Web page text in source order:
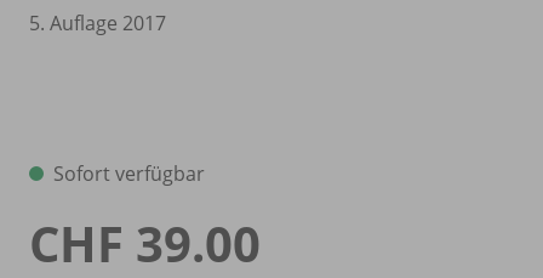
5. Auflage 2017
Sofort verfügbar
CHF 39.00